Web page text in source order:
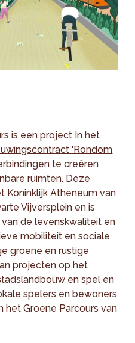
is een project In het
'Rondom
te creëren
ruimten. Deze
Koninklijk Atheneum van
Vijversplein en is
de levenskwaliteit en
mobiliteit en sociale
groene en rustige
projecten op het
en spel en
spelers en bewoners
het Groene Parcours van